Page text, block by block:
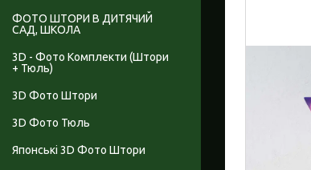
ФОТО ШТОРИ В ДИТЯЧИЙ
САД, ШКОЛА
3D - Фото Комплекти (Штори
+ Тюль)
3D Фото Штори
3D Фото Тюль
Японські 3D Фото Штори